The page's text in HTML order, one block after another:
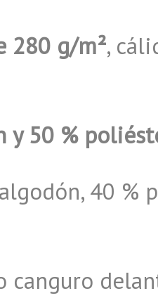
280 g/m²,
y 50 %
40 %